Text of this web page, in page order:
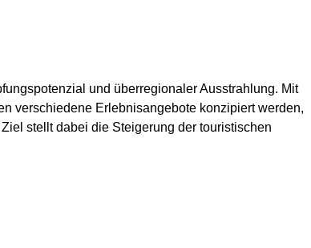
und überregionaler Ausstrahlung. Mit
verschiedene Erlebnisangebote konzipiert werden,
stellt dabei die Steigerung der touristischen